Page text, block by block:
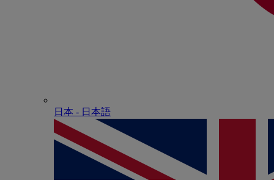
日本 - ⽇本語